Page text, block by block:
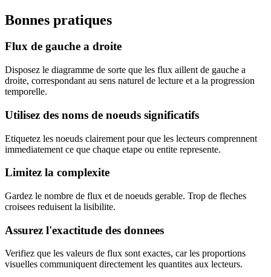
Bonnes pratiques
Flux de gauche a droite
Disposez le diagramme de sorte que les flux aillent de gauche a
droite, correspondant au sens naturel de lecture et a la progression
temporelle.
Utilisez des noms de noeuds significatifs
Etiquetez les noeuds clairement pour que les lecteurs comprennent
immediatement ce que chaque etape ou entite represente.
Limitez la complexite
Gardez le nombre de flux et de noeuds gerable. Trop de fleches
croisees reduisent la lisibilite.
Assurez l'exactitude des donnees
Verifiez que les valeurs de flux sont exactes, car les proportions
visuelles communiquent directement les quantites aux lecteurs.